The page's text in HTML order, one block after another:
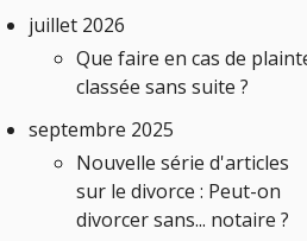
juillet 2026
Que faire en cas de
classée sans suite ?
septembre 2025
Nouvelle série d'articles
sur le divorce : Peut-on
divorcer sans... notaire ?